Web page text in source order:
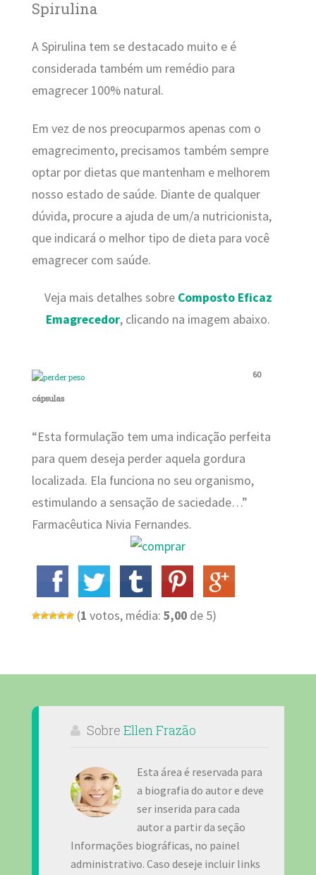
Spirulina
A Spirulina tem se destacado muito e é
considerada também um remédio para
emagrecer 100% natural.
Em vez de nos preocuparmos apenas com o
emagrecimento, precisamos também sempre
optar por dietas que mantenham e melhorem
nosso estado de saúde. Diante de qualquer
dúvida, procure a ajuda de um/a nutricionista,
que indicará o melhor tipo de dieta para você
emagrecer com saúde.
Veja mais detalhes sobre Composto Eficaz
Emagrecedor, clicando na imagem abaixo.
60
cápsulas
“Esta formulação tem uma indicação perfeita
para quem deseja perder aquela gordura
localizada. Ela funciona no seu organismo,
estimulando a sensação de saciedade…”
Farmacêutica Nivia Fernandes.
(1 votos, média: 5,00de 5)
Sobre Ellen Frazão
Esta área é reservada para
a biografia do autor e deve
ser inserida para cada
autor a partir da seção
Informações biográficas, no painel
administrativo. Caso deseje incluir links